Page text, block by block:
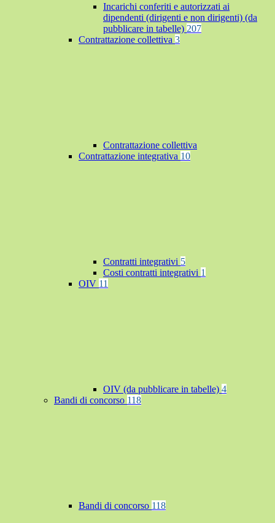
Incarichi conferiti e autorizzati ai
dipendenti (dirigenti e non dirigenti) (da
pubblicare in tabelle) 207
Contrattazione collettiva 3
Contrattazione collettiva
Contrattazione integrativa 10
Contratti integrativi 5
Costi contratti integrativi 1
OIV 11
OIV (da pubblicare in tabelle) 4
Bandi di concorso 118
Bandi di concorso 118